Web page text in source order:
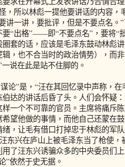
，所以林彪一提他要讲话的内容，
讲一讲，要批评，但是不要点名。
“出格”——即“不要点名”，要将“
套的话，应该是毛泽东鼓动林彪
，也不合当时的政治情势），而
说在此是站不住脚的。
论”是，“汪在其回忆录中声称，在
达的讲话后昏了头。人们会怀疑
一个不可靠的官员。主席将痛斥
望他做的事情，而他自己还蒙在
，让毛有借口打掉忠于林彪的军
东兴在庐山上被毛泽东当了枪使，
了汪东兴诱骗众多的中央委员们
”依然于史无据。